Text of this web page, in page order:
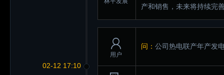
产和销售，未来将持续完
02-12 17:10
用户
问： 公司热电联产年产发